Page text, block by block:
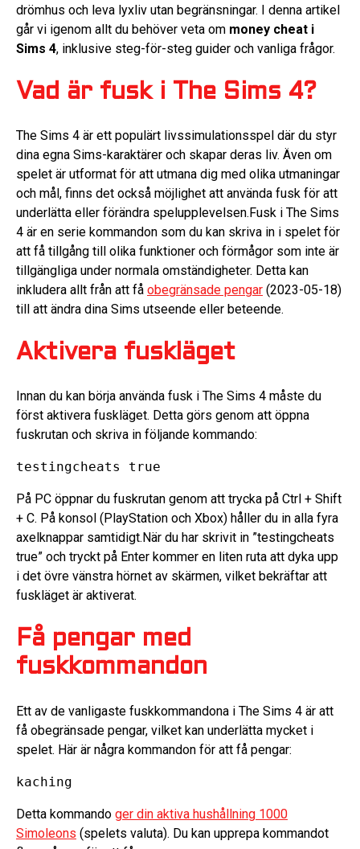
drömhus och leva lyxliv utan begränsningar. I denna artikel
går vi igenom allt du behöver veta om money cheat i
Sims 4, inklusive steg-för-steg guider och vanliga frågor.
Vad är fusk i The Sims 4?
The Sims 4 är ett populärt livssimulationsspel där du styr
dina egna Sims-karaktärer och skapar deras liv. Även om
spelet är utformat för att utmana dig med olika utmaningar
och mål, finns det också möjlighet att använda fusk för att
underlätta eller förändra spelupplevelsen.Fusk i The Sims
4 är en serie kommandon som du kan skriva in i spelet för
att få tillgång till olika funktioner och förmågor som inte är
tillgängliga under normala omständigheter. Detta kan
inkludera allt från att få obegränsade pengar (2023-05-18)
till att ändra dina Sims utseende eller beteende.
Aktivera fuskläget
Innan du kan börja använda fusk i The Sims 4 måste du
först aktivera fuskläget. Detta görs genom att öppna
fuskrutan och skriva in följande kommando:
testingcheats true
På PC öppnar du fuskrutan genom att trycka på Ctrl + Shift
+ C. På konsol (PlayStation och Xbox) håller du in alla fyra
axelknappar samtidigt.När du har skrivit in ”testingcheats
true” och tryckt på Enter kommer en liten ruta att dyka upp
i det övre vänstra hörnet av skärmen, vilket bekräftar att
fuskläget är aktiverat.
Få pengar med
fuskkommandon
Ett av de vanligaste fuskkommandona i The Sims 4 är att
få obegränsade pengar, vilket kan underlätta mycket i
spelet. Här är några kommandon för att få pengar:
kaching
Detta kommando ger din aktiva hushållning 1000
Simoleons (spelets valuta). Du kan upprepa kommandot